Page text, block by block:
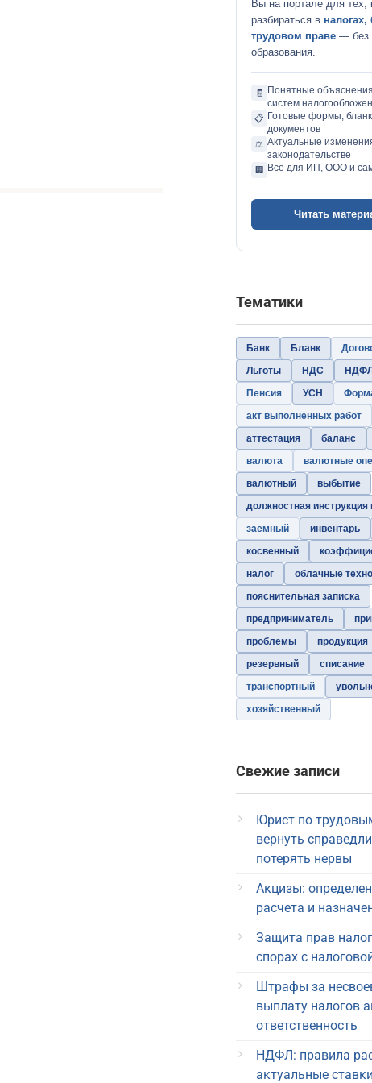
Вы на портале для тех,
разбираться в налогах,
трудовом праве — без
образования.
🧾
Понятные
систем
📋 Готовые формы,
документов
⚖️ Актуальные
законодательстве
🏢 Всё для ИП, ООО и
Читать
Тематики
Банк Бланк
Льготы
НДС НДФЛ
Пенсия
УСН
акт выполненных работ
аттестация
баланс
валюта
валютные
валютный
выбытие
должностная инструкция
заемный
инвентарь
косвенный
налог
облачные
пояснительная записка
предприниматель
проблемы
продукция
резервный
списание
транспортный
хозяйственный
Свежие записи
Юрист по
вернуть
потерять нервы
Акцизы:
расчета и
Защита прав
спорах с
Штрафы за
выплату налогов
ответственность
НДФЛ: правила
актуальные ставки